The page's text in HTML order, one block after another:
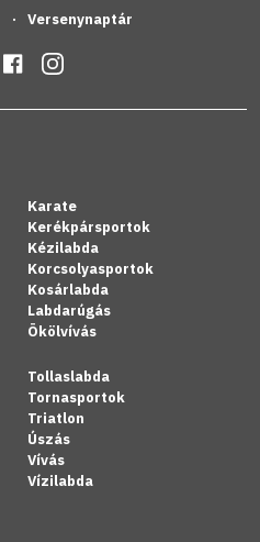
Versenynaptár
Karate
Kerékpársportok
Kézilabda
Korcsolyasportok
Kosárlabda
Labdarúgás
Ökölvívás
Tollaslabda
Tornasportok
Triatlon
Úszás
Vívás
Vízilabda